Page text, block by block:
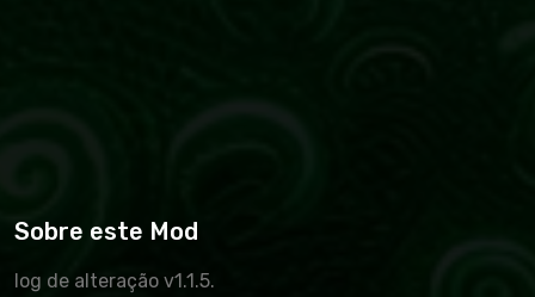
Sobre este Mod
log de alteração v1.1.5.